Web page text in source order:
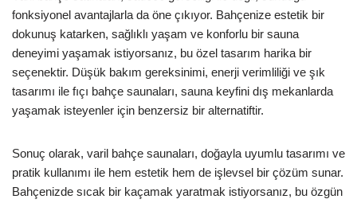
fonksiyonel avantajlarla da öne çıkıyor. Bahçenize estetik bir
dokunuş katarken, sağlıklı yaşam ve konforlu bir sauna
deneyimi yaşamak istiyorsanız, bu özel tasarım harika bir
seçenektir. Düşük bakım gereksinimi, enerji verimliliği ve şık
tasarımı ile fıçı bahçe saunaları, sauna keyfini dış mekanlarda
yaşamak isteyenler için benzersiz bir alternatiftir.
Sonuç olarak, varil bahçe saunaları, doğayla uyumlu tasarımı ve
pratik kullanımı ile hem estetik hem de işlevsel bir çözüm sunar.
Bahçenizde sıcak bir kaçamak yaratmak istiyorsanız, bu özgün